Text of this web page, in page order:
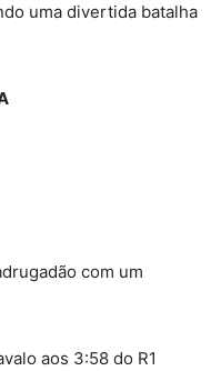
uma divertida batalha
com um
aos 3:58 do R1